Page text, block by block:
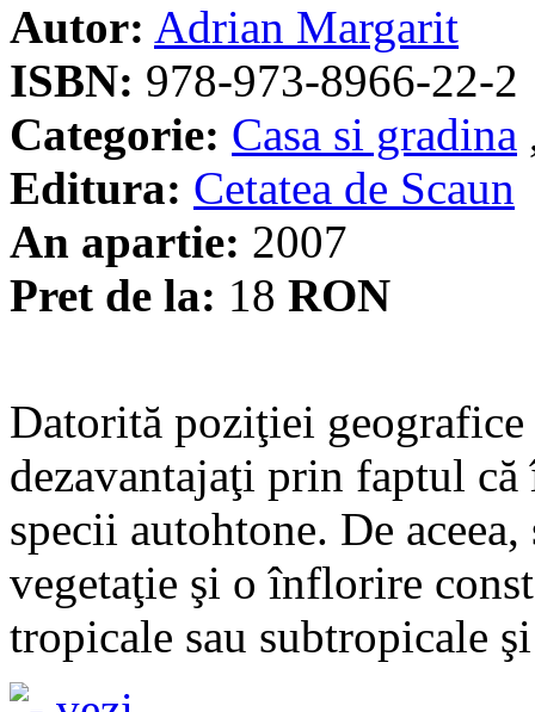
Autor: Adrian Margarit
ISBN: 978-973-8966-22-2
Categorie: Casa si gradina
Editura: Cetatea de Scaun
An apartie: 2007
Pret de la: 18 RON
Datorită poziţiei
dezavantajaţi prin faptul
specii autohtone. De
vegetaţie şi o înflorire
tropicale sau subtropicale